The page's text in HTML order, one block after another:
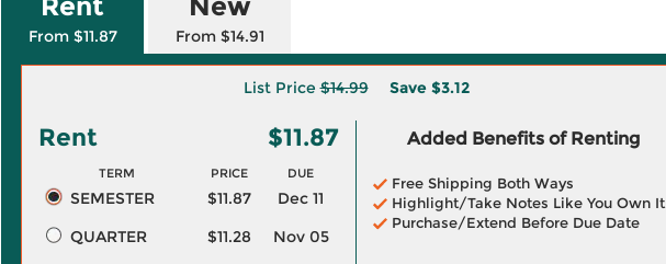
From $11.87 From $14.91
List Price$14.99 Save $3.12
Rent $11.87
TERM PRICE DUE
SEMESTER $11.87
Dec 11
QUARTER
$11.28
Nov 05
Added Benefits of Renting
Free Shipping Both Ways
Highlight/Take Notes Like You Own It
Purchase/Extend Before Due Date